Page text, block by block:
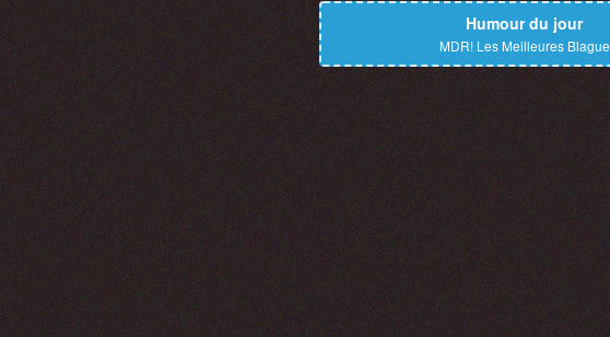
Humour du jour
MDR! Les Meilleures Blague